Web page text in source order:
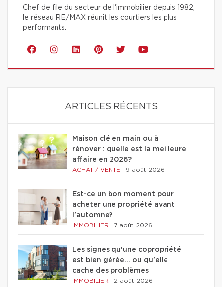
Chef de file du secteur de l'immobilier depuis 1982,
le réseau RE/MAX réunit les courtiers les plus
performants.
ARTICLES RÉCENTS
Maison clé en main ou à
rénover : quelle est la meilleure
affaire en 2026?
ACHAT / VENTE 9 août 2026
Est-ce un bon moment pour
acheter une propriété avant
l'automne?
IMMOBILIER 7 août 2026
Les signes qu'une copropriété
est bien gérée… ou qu'elle
cache des problèmes
IMMOBILIER 2 août 2026